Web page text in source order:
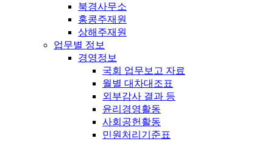
북경사무소
홍콩주재원
상해주재원
업무별 정보
경영정보
국회 업무보고 자료
월별 대차대조표
외부감사 결과 등
윤리경영활동
사회공헌활동
민원처리기준표